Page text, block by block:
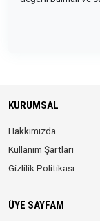
KURUMSAL
Hakkımızda
Kullanım Şartları
Gizlilik Politikası
ÜYE SAYFAM